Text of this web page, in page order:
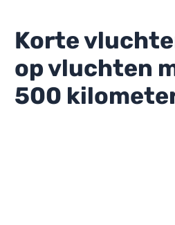
Korte
op vluchten
500